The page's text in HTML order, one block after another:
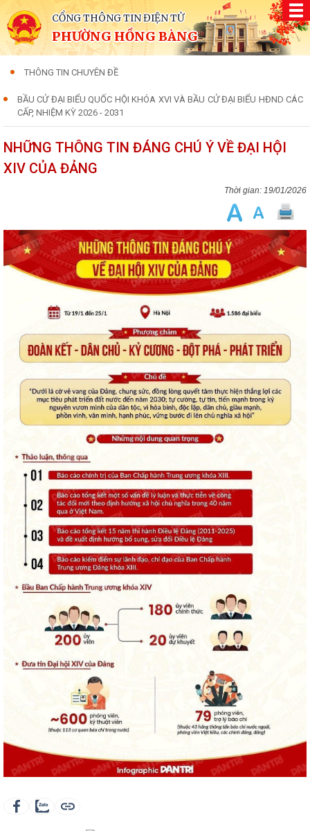
CỔNG THÔNG TIN ĐIỆN TỬ
PHƯỜNG HỒNG BÀNG
THÔNG TIN CHUYÊN ĐỀ
BẦU CỬ ĐẠI BIỂU QUỐC HỘI KHÓA XVI VÀ BẦU CỬ ĐẠI BIỂU HĐND CÁC
CẤP, NHIỆM KỲ 2026 - 2031
NHỮNG THÔNG TIN ĐÁNG CHÚ Ý VỀ ĐẠI HỘI
XIV CỦA ĐẢNG
19/01/2026